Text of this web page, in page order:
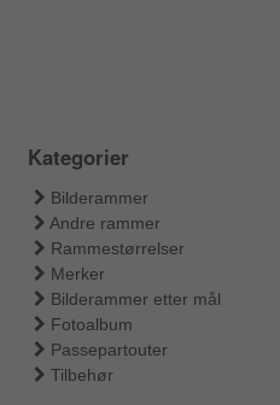
Kategorier
Bilderammer
Andre rammer
Rammestørrelser
Merker
Bilderammer etter mål
Fotoalbum
Passepartouter
Tilbehør